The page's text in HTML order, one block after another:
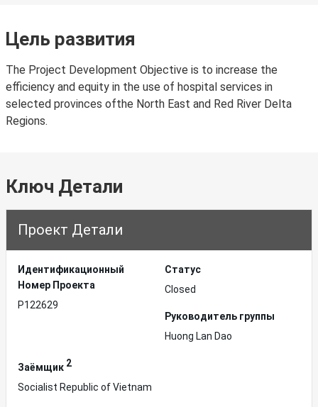
Цель развития
The Project Development Objective is to increase the
efficiency and equity in the use of hospital services in
selected provinces ofthe North East and Red River Delta
Regions.
Ключ Детали
Проект Детали
Идентификационный
Hомер Проекта
P122629
Статус
Closed
Руководитель группы
Huong Lan Dao
Заёмщик 2
Socialist Republic of Vietnam